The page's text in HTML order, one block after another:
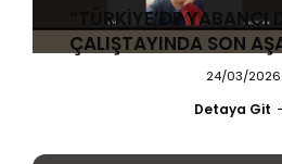
“TÜRKİYE’DE YABANCI
ÇALIŞTAYINDA SON
24/03/2026
Detaya Git